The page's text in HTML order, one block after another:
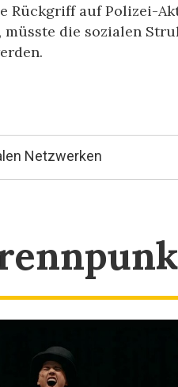
Rückgriff auf Polizei-
müsste die sozialen
Netzwerken